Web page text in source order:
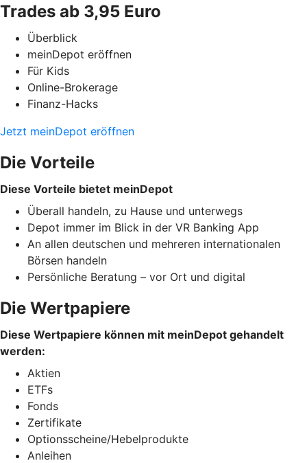
Trades ab 3,95 Euro
Überblick
meinDepot eröffnen
Für Kids
Online-Brokerage
Finanz-Hacks
Jetzt meinDepot eröffnen
Die Vorteile
Diese Vorteile bietet meinDepot
Überall handeln, zu Hause und unterwegs
Depot immer im Blick in der VR Banking App
An allen deutschen und mehreren internationalen
Börsen handeln
Persönliche Beratung – vor Ort und digital
Die Wertpapiere
Diese Wertpapiere können mit meinDepot gehandelt
werden:
Aktien
ETFs
Fonds
Zertifikate
Optionsscheine/Hebelprodukte
Anleihen